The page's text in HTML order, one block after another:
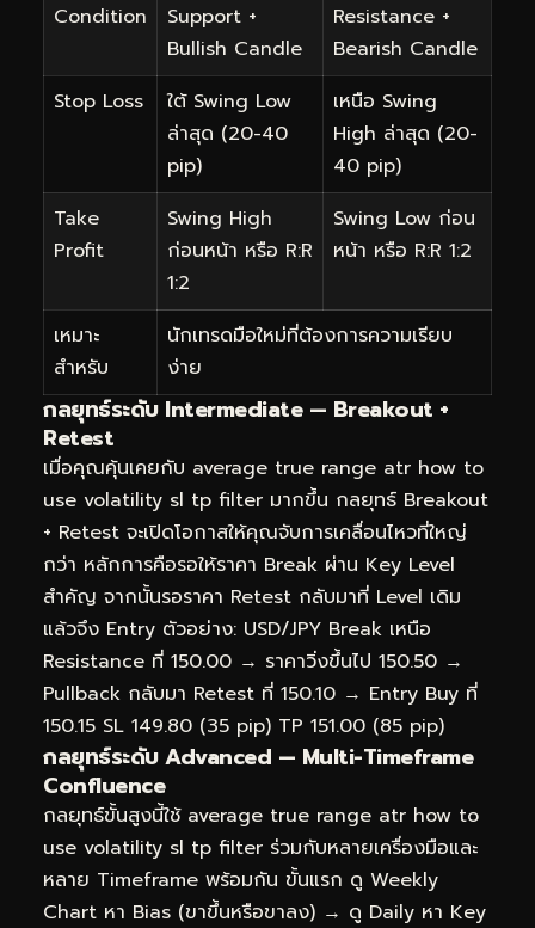
Condition
Support +
Bullish Candle
Resistance +
Bearish Candle
Stop Loss
ใต้ Swing Low
ล่าสุด (20-40
pip)
เหนือ Swing
High ล่าสุด (20-
40 pip)
Take
Profit
Swing High
ก่อนหน้า หรือ R:R
1:2
Swing Low ก่อน
หน้า หรือ R:R 1:2
เหมาะ
สำหรับ
นักเทรดมือใหม่ที่ต้องการความเรียบ
ง่าย
กลยุทธ์ระดับ Intermediate — Breakout +
Retest
เมื่อคุณคุ้นเคยกับ average true range atr how to
use volatility sl tp filter มากขึ้น กลยุทธ์ Breakout
+ Retest จะเปิดโอกาสให้คุณจับการเคลื่อนไหวที่ใหญ่
กว่า หลักการคือรอให้ราคา Break ผ่าน Key Level
สำคัญ จากนั้นรอราคา Retest กลับมาที่ Level เดิม
แล้วจึง Entry ตัวอย่าง: USD/JPY Break เหนือ
Resistance ที่ 150.00 → ราคาวิ่งขึ้นไป 150.50 →
Pullback กลับมา Retest ที่ 150.10 → Entry Buy ที่
150.15 SL 149.80 (35 pip) TP 151.00 (85 pip)
กลยุทธ์ระดับ Advanced — Multi-Timeframe
Confluence
กลยุทธ์ขั้นสูงนี้ใช้ average true range atr how to
use volatility sl tp filter ร่วมกับหลายเครื่องมือและ
หลาย Timeframe พร้อมกัน ขั้นแรก ดู Weekly
Chart หา Bias (ขาขึ้นหรือขาลง) → ดู Daily หา Key